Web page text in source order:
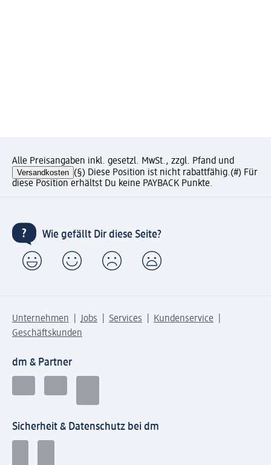
Alle Preisangaben inkl. gesetzl. MwSt., zzgl. Pfand und
Versandkosten (§) Diese Position ist nicht rabattfähig.(#) Für
diese Position erhältst Du keine PAYBACK Punkte.
Wie gefällt Dir diese Seite?
Unternehmen Jobs Services
Kundenservice
Geschäftskunden
dm & Partner
Sicherheit & Datenschutz bei dm